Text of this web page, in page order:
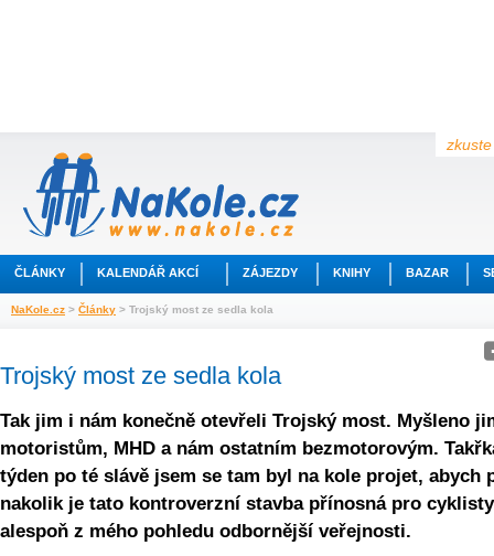
ČLÁNKY KALENDÁŘ AKCÍ ZÁJEZDY KNIHY BAZAR
NaKole.cz > Články > Trojský most ze sedla kola
Trojský most ze sedla kola
Tak jim i nám konečně otevřeli Trojský most. Myšleno
motoristům, MHD a nám ostatním bezmotorovým.
týden po té slávě jsem se tam byl na kole projet, abych
nakolik je tato kontroverzní stavba přínosná pro
alespoň z mého pohledu odbornější veřejnosti.